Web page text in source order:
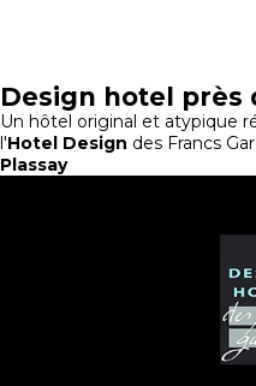
Design hotel près
Un hôtel original et atypique
l'Hotel Design des Francs
Plassay